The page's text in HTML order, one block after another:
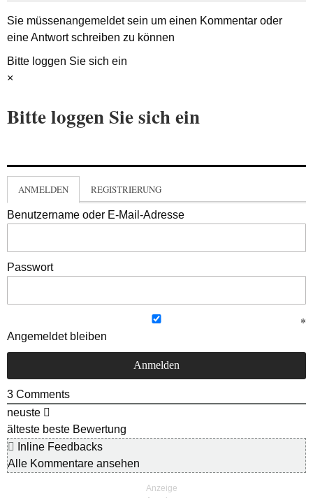
Sie müssenangemeldetsein um einen Kommentar oder
eine Antwort schreiben zu können
Bitte loggen Sie sich ein
×
Bitte loggen Sie sich ein
ANMELDEN REGISTRIERUNG
Benutzername oder E-Mail-Adresse
Passwort
Angemeldet bleiben
3 Comments
neuste
älteste beste Bewertung
Inline Feedbacks
Alle Kommentare ansehen